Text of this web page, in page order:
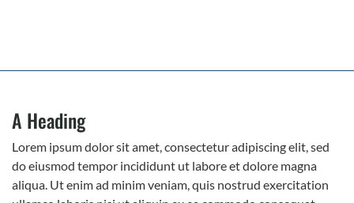
A Heading
Lorem ipsum dolor sit amet, consectetur adipiscing elit, sed
do eiusmod tempor incididunt ut labore et dolore magna
aliqua. Ut enim ad minim veniam, quis nostrud exercitation